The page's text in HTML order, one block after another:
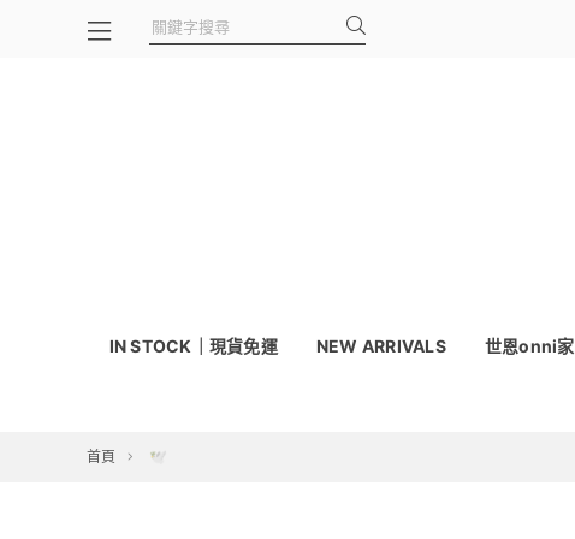
IN STOCK｜現貨免運 NEW ARRIVALS 世恩onni家
首頁 🕊️